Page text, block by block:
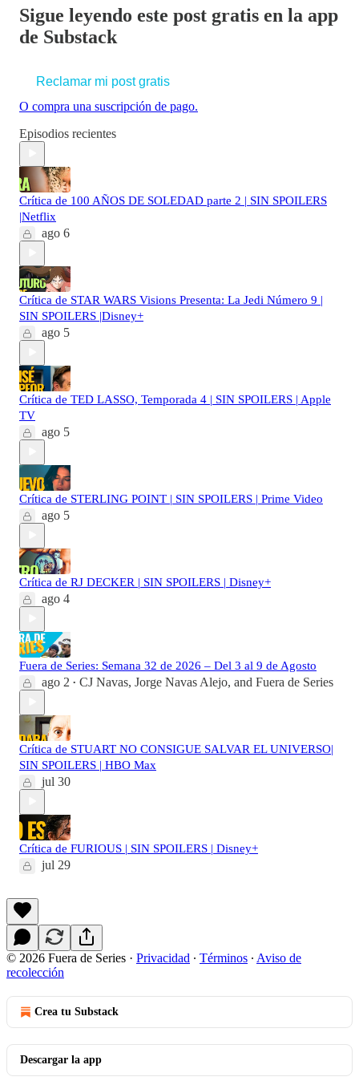
Sigue leyendo este post gratis en la app
de Substack
Reclamar mi post gratis
O compra una suscripción de pago.
Episodios recientes
Crítica de 100 AÑOS DE SOLEDAD parte 2 | SIN SPOILERS
|Netflix
ago 6
Crítica de STAR WARS Visions Presenta: La Jedi Número 9 |
SIN SPOILERS |Disney+
ago 5
Crítica de TED LASSO, Temporada 4 | SIN SPOILERS | Apple
TV
ago 5
Crítica de STERLING POINT | SIN SPOILERS | Prime Video
ago 5
Crítica de RJ DECKER | SIN SPOILERS | Disney+
ago 4
Fuera de Series: Semana 32 de 2026 – Del 3 al 9 de Agosto
ago 2 • CJ Navas, Jorge Navas Alejo, and Fuera de Series
Crítica de STUART NO CONSIGUE SALVAR EL UNIVERSO|
SIN SPOILERS | HBO Max
jul 30
Crítica de FURIOUS | SIN SPOILERS | Disney+
jul 29
© 2026 Fuera de Series · Privacidad ∙ Términos ∙ Aviso de
recolección
Crea tu Substack
Descargar la app